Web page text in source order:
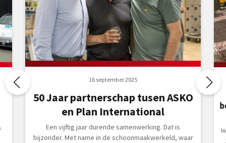
16 september 2025
50 Jaar partnerschap tusen ASKO
en Plan International
Een vijftig jaar durende samenwerking. Dat is
bijzonder. Met name in de schoonmaakwerkeld, waar